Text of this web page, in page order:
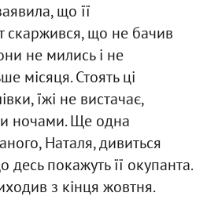
що її
скаржився, що не бачив
не мились і не
місяця. Стоять ці
їжі не вистачає,
ночами. Ще одна
Наталя, дивиться
десь покажуть її окупанта.
з кінця жовтня.